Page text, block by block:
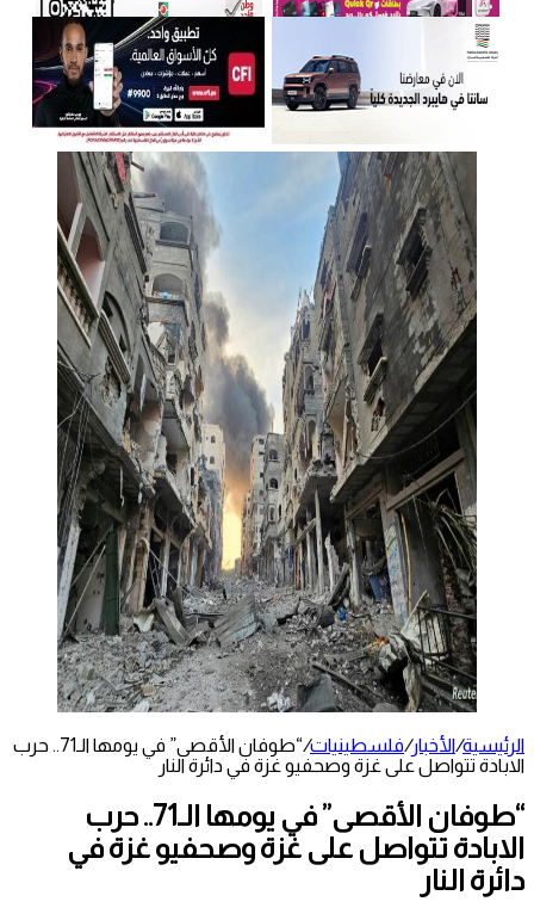
الرئيسية/الأخبار/فلسطينيات/
“طوفان الأقصى” في يومها الـ71.. حرب
الابادة تتواصل على غزة وصحفيو غزة في دائرة النار
“طوفان الأقصى” في يومها الـ71.. حرب
الابادة تتواصل على غزة وصحفيو غزة في
دائرة النار